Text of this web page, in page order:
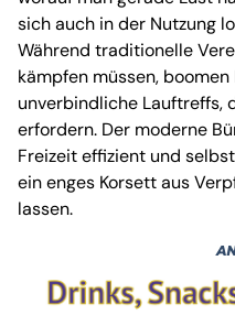
sich auch in der Nutzung
Während traditionelle
kämpfen müssen,
unverbindliche Lauftreffs,
erfordern. Der moderne
Freizeit effizient und
ein enges Korsett aus
lassen.